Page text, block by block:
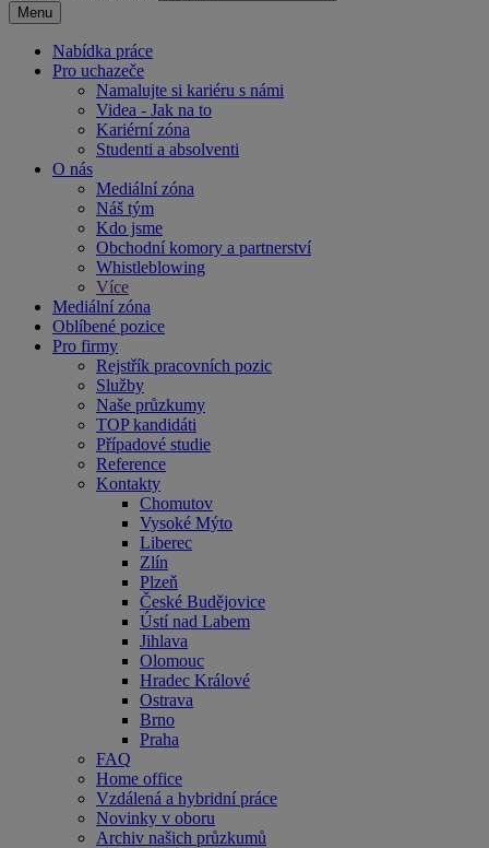
Menu
Nabídka práce
Pro uchazeče
Namalujte si kariéru s námi
Videa - Jak na to
Kariérní zóna
Studenti a absolventi
O nás
Mediální zóna
Náš tým
Kdo jsme
Obchodní komory a partnerství
Whistleblowing
Více
Mediální zóna
Oblíbené pozice
Pro firmy
Rejstřík pracovních pozic
Služby
Naše průzkumy
TOP kandidáti
Případové studie
Reference
Kontakty
Chomutov
Vysoké Mýto
Liberec
Zlín
Plzeň
České Budějovice
Ústí nad Labem
Jihlava
Olomouc
Hradec Králové
Ostrava
Brno
Praha
FAQ
Home office
Vzdálená a hybridní práce
Novinky v oboru
Archiv našich průzkumů